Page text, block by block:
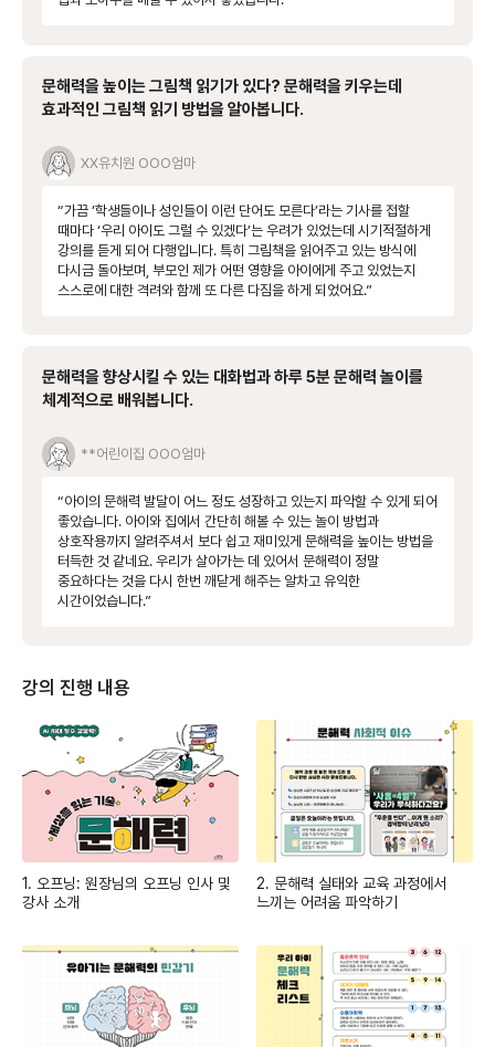
문해력을 높이는 그림책 읽기가 있다? 문해력을 키우는데
효과적인 그림책 읽기 방법을 알아봅니다.
XX유치원 OOO엄마
“가끔 ‘학생들이나 성인들이 이런 단어도 모른다’라는 기사를 접할
때마다 ‘우리 아이도 그럴 수 있겠다’는 우려가 있었는데 시기적절하게
강의를 듣게 되어 다행입니다. 특히 그림책을 읽어주고 있는 방식에
다시금 돌아보며, 부모인 제가 어떤 영향을 아이에게 주고 있었는지
스스로에 대한 격려와 함께 또 다른 다짐을 하게 되었어요.”
문해력을 향상시킬 수 있는 대화법과 하루 5분 문해력 놀이를
체계적으로 배워봅니다.
**어린이집 OOO엄마
“아이의 문해력 발달이 어느 정도 성장하고 있는지 파악할 수 있게 되어
좋았습니다. 아이와 집에서 간단히 해볼 수 있는 놀이 방법과
상호작용까지 알려주셔서 보다 쉽고 재미있게 문해력을 높이는 방법을
터득한 것 같네요. 우리가 살아가는 데 있어서 문해력이 정말
중요하다는 것을 다시 한번 깨닫게 해주는 알차고 유익한
시간이었습니다.”
강의 진행 내용
1. 오프닝: 원장님의 오프닝 인사 및
강사 소개
2. 문해력 실태와 교육 과정에서
느끼는 어려움 파악하기